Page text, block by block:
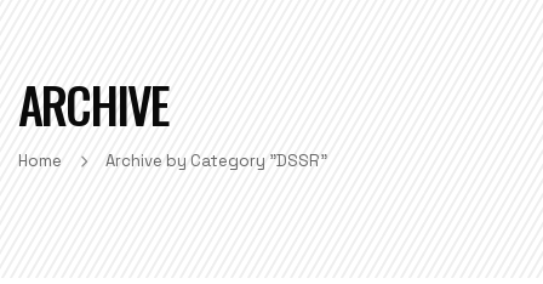
ARCHIVE
Home Archive by Category "DSSR"